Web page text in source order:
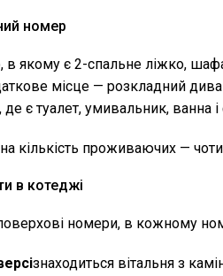
номер
якому є 2-спальне ліжко,
місце — розкладний дива
де є туалет, умивальник, ванна
кількість проживаючих —
в котеджі
номери, в кожному
знаходиться вітальня з